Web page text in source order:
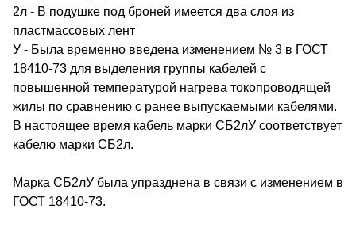
2л - В подушке под броней имеется два слоя из
пластмассовых лент
У - Была временно введена изменением № 3 в ГОСТ
18410-73 для выделения группы кабелей с
повышенной температурой нагрева токопроводящей
жилы по сравнению с ранее выпускаемыми кабелями.
В настоящее время кабель марки СБ2лУ соответствует
кабелю марки СБ2л.
Марка СБ2лУ была упразднена в связи с изменением в
ГОСТ 18410-73.